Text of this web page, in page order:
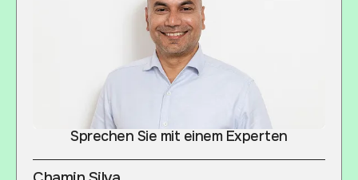
Sprechen Sie mit einem Experten